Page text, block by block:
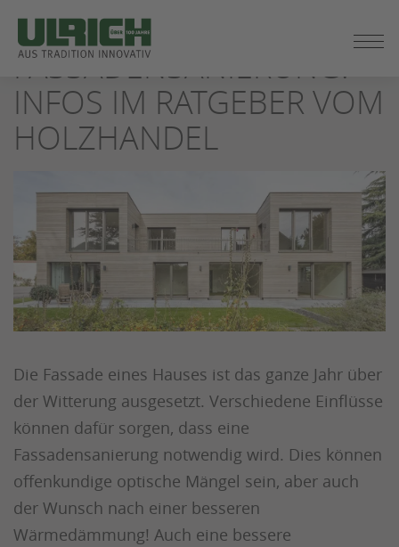
ZUM
SEITENINHALT
SPRINGEN
FASSADENSANIERUNG:
INFOS IM RATGEBER VOM
HOLZHANDEL
Die Fassade eines Hauses ist das ganze Jahr über
der Witterung ausgesetzt. Verschiedene Einflüsse
können dafür sorgen, dass eine
Fassadensanierung notwendig wird. Dies können
offenkundige optische Mängel sein, aber auch
der Wunsch nach einer besseren
Wärmedämmung! Auch eine bessere